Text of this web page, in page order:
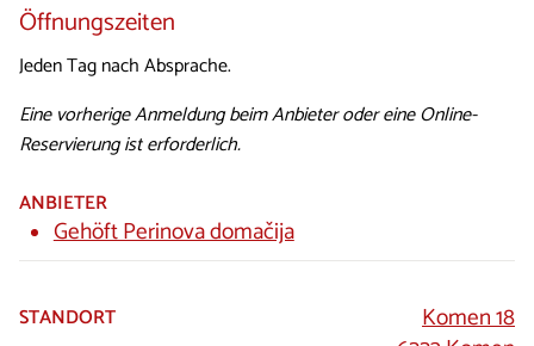
Öffnungszeiten
Jeden Tag nach Absprache.
Eine vorherige Anmeldung beim Anbieter oder eine Online-
Reservierung ist erforderlich.
ANBIETER
Gehöft Perinova domačija
STANDORT
Komen 18